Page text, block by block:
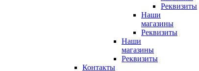
Реквизиты
Наши
магазины
Реквизиты
Наши
магазины
Реквизиты
Контакты